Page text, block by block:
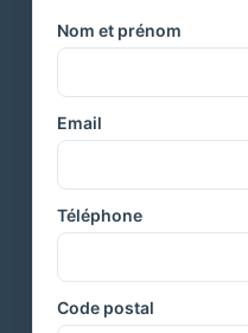
Nom et prénom
Email
Téléphone
Code postal